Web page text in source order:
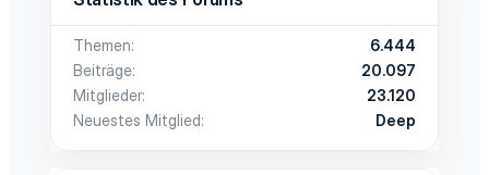
Themen
6.444
Beiträge
20.097
Mitglieder
23.120
Neuestes Mitglied
Deep